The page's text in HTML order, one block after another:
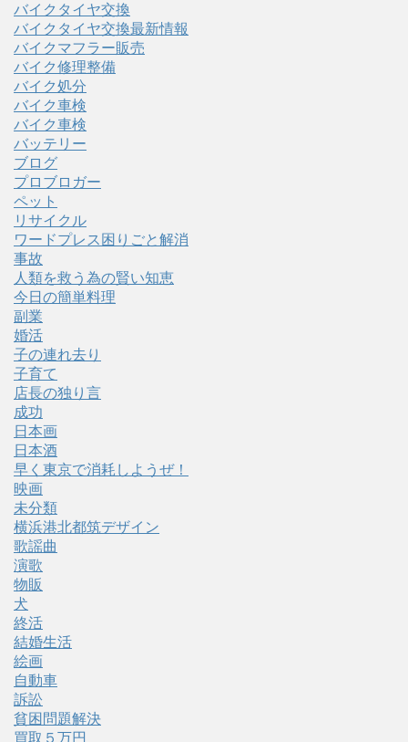
バイクタイヤ交換
バイクタイヤ交換最新情報
バイクマフラー販売
バイク修理整備
バイク処分
バイク車検
バイク車検
バッテリー
ブログ
プロブロガー
ペット
リサイクル
ワードプレス困りごと解消
事故
人類を救う為の賢い知恵
今日の簡単料理
副業
婚活
子の連れ去り
子育て
店長の独り言
成功
日本画
日本酒
早く東京で消耗しようぜ！
映画
未分類
横浜港北都筑デザイン
歌謡曲
演歌
物販
犬
終活
結婚生活
絵画
自動車
訴訟
貧困問題解決
買取５万円